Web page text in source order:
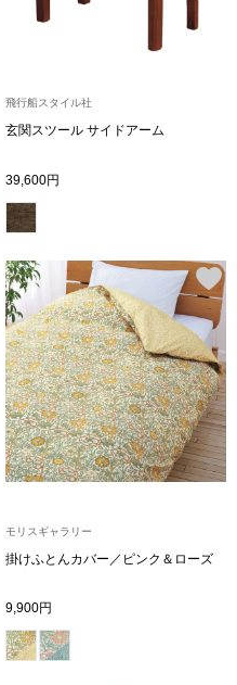
すべて見る
BOGARD July
コート
ブルゾン
その他
飛行船スタイル社
玄関スツール サイドアーム
39,600円
モリスギャラリー
掛けふとんカバー／ピンク＆ローズ
9,900円